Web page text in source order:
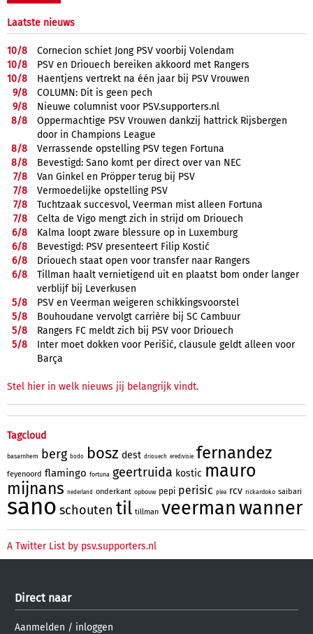
Laatste nieuws
10/8
Cornecion schiet Jong PSV voorbij Volendam
10/8
PSV en Driouech bereiken akkoord met Rangers
10/8
Haentjens vertrekt na één jaar bij PSV Vrouwen
9/8
COLUMN: Dit is geen pech
9/8
Nieuwe columnist voor PSV.supporters.nl
8/8
Oppermachtige PSV Vrouwen dankzij hattrick Rijsbergen
door in Champions League
8/8
Verrassende opstelling PSV tegen Fortuna
8/8
Bevestigd: Sano komt per direct over van NEC
7/8
Van Ginkel en Pröpper terug bij PSV
7/8
Vermoedelijke opstelling PSV
7/8
Tuchtzaak succesvol, Veerman mist alleen Fortuna
7/8
Celta de Vigo mengt zich in strijd om Driouech
6/8
Kalma loopt zware blessure op in Luxemburg
6/8
Bevestigd: PSV presenteert Filip Kostić
6/8
Driouech staat open voor transfer naar Rangers
6/8
Tillman haalt vernietigend uit en plaatst bom onder langer
verblijf bij Leverkusen
5/8
PSV en Veerman weigeren schikkingsvoorstel
5/8
Bouhoudane vervolgt carrière bij SC Cambuur
5/8
Rangers FC meldt zich bij PSV voor Driouech
5/8
Inter moet dokken voor Perišić, clausule geldt alleen voor
Barça
Stel hier in welk nieuws jij belangrijk vindt.
Tagcloud
basarnhem berg bodo bosz dest driouech eredivisie fernandez
feyenoord flamingo fortuna geertruida kostic mauro
mijnans nederland onderkant opbouw pepi perisic plea rcv rickardoko saibari
sano schouten til tillman veermanwanner
A Twitter List by psv.supporters.nl
Direct naar
Aanmelden / inloggen